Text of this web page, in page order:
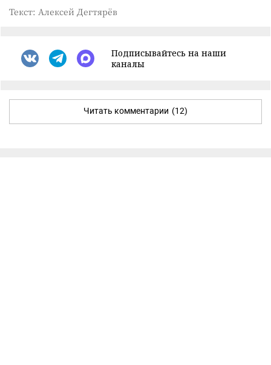
Текст: Алексей Дегтярёв
Подписывайтесь на наши
каналы
Читать комментарии (12)